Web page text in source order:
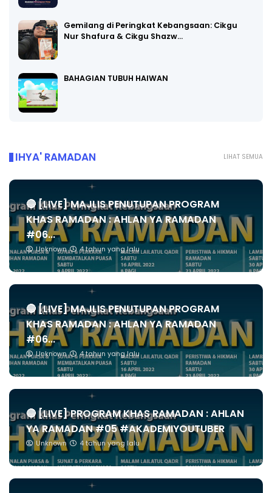
Gemilang di Peringkat Kebangsaan: Cikgu
Nur Shafura & Cikgu Shazw…
BAHAGIAN TUBUH HAIWAN
LIHAT SEMUA
IHYA' RAMADAN
🔴 [LIVE] MAJLIS PENUTUPAN PROGRAM
KHAS RAMADAN : AHLAN YA RAMADAN
#06...
Unknown 4 tahun yang lalu
🔴 [LIVE] MAJLIS PENUTUPAN PROGRAM
KHAS RAMADAN : AHLAN YA RAMADAN
#06...
Unknown 4 tahun yang lalu
🔴 [LIVE] PROGRAM KHAS RAMADAN : AHLAN
YA RAMADAN #05 #AKADEMIYOUTUBER
Unknown 4 tahun yang lalu